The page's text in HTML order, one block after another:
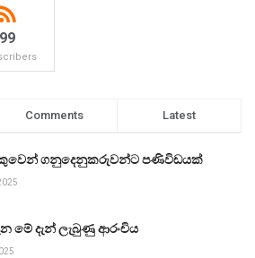
99
Comments Latest
ගනුදෙනුකරුවන්ට පණිවිඩයක්
මේ දැන් ලැබුණු ආරංචිය